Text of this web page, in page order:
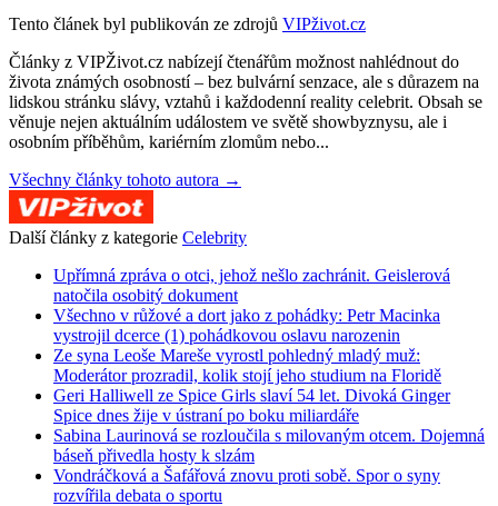
Tento článek byl publikován ze zdrojů VIPživot.cz
Články z VIPŽivot.cz nabízejí čtenářům možnost nahlédnout do
života známých osobností – bez bulvární senzace, ale s důrazem na
lidskou stránku slávy, vztahů i každodenní reality celebrit. Obsah se
věnuje nejen aktuálním událostem ve světě showbyznysu, ale i
osobním příběhům, kariérním zlomům nebo...
Všechny články tohoto autora →
Další články z kategorie Celebrity
Upřímná zpráva o otci, jehož nešlo zachránit. Geislerová
natočila osobitý dokument
Všechno v růžové a dort jako z pohádky: Petr Macinka
vystrojil dcerce (1) pohádkovou oslavu narozenin
Ze syna Leoše Mareše vyrostl pohledný mladý muž:
Moderátor prozradil, kolik stojí jeho studium na Floridě
Geri Halliwell ze Spice Girls slaví 54 let. Divoká Ginger
Spice dnes žije v ústraní po boku miliardáře
Sabina Laurinová se rozloučila s milovaným otcem. Dojemná
báseň přivedla hosty k slzám
Vondráčková a Šafářová znovu proti sobě. Spor o syny
rozvířila debata o sportu